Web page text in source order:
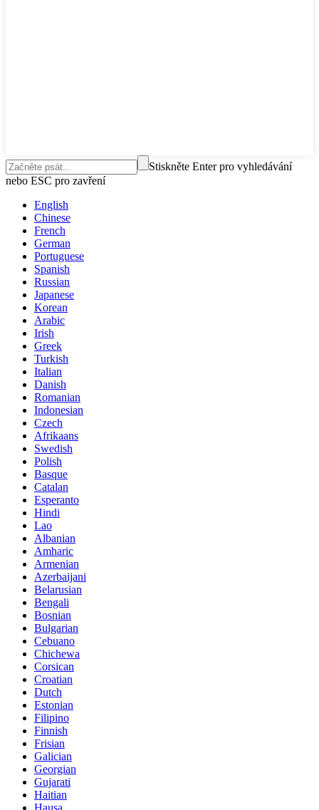
Stiskněte Enter pro vyhledávání
nebo ESC pro zavření
English
Chinese
French
German
Portuguese
Spanish
Russian
Japanese
Korean
Arabic
Irish
Greek
Turkish
Italian
Danish
Romanian
Indonesian
Czech
Afrikaans
Swedish
Polish
Basque
Catalan
Esperanto
Hindi
Lao
Albanian
Amharic
Armenian
Azerbaijani
Belarusian
Bengali
Bosnian
Bulgarian
Cebuano
Chichewa
Corsican
Croatian
Dutch
Estonian
Filipino
Finnish
Frisian
Galician
Georgian
Gujarati
Haitian